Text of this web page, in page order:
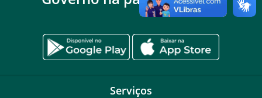
Serviços